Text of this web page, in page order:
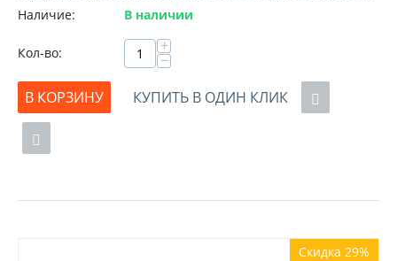
Наличие:
В наличии
Кол-во: +
−
В КОРЗИНУ
КУПИТЬ В ОДИН КЛИК
Скидка 29%